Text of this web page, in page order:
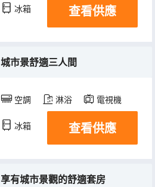
冰箱 查看供應
城市景舒適三人間
空調 淋浴 電視機
冰箱 查看供應
享有城市景觀的舒適套房